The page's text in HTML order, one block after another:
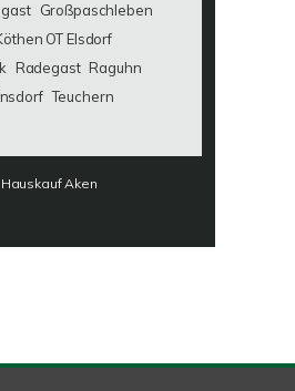
Großpaschleben
OT Elsdorf
Radegast Raguhn
Teuchern
Hauskauf Aken